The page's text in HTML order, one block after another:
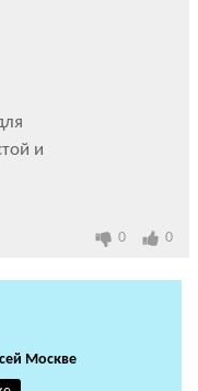
и
0 0
Москве